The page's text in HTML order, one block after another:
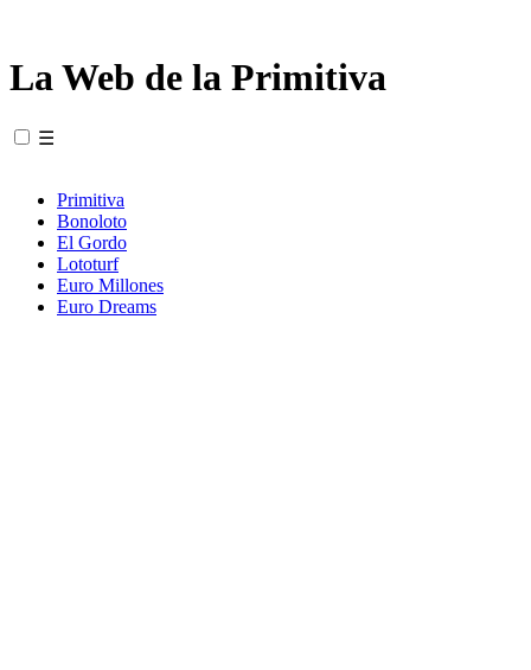
La Web de la Primitiva
☰
Primitiva
Bonoloto
El Gordo
Lototurf
Euro Millones
Euro Dreams